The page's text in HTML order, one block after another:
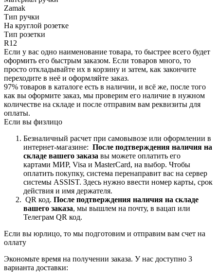
Zamak
Тип ручки
На круглой розетке
Тип розетки
R12
Если у вас одно наименование товара, то быстрее всего будет
оформить его быстрым заказом. Если товаров много, то
просто откладывайте их в корзину и затем, как закончите
переходите в неё и оформляйте заказ.
97% товаров в каталоге есть в наличии, и всё же, после того
как вы оформите заказ, мы проверим его наличие в нужном
количестве на складе и после отправим вам реквизиты для
оплаты.
Если вы физлицо
Безналичный расчет при самовывозе или оформлении в
интернет-магазине: После подтверждения наличия на
складе вашего заказа вы можете оплатить его
картами МИР, Visa и MasterCard, на выбор. Чтобы
оплатить покупку, система перенаправит вас на сервер
системы ASSIST. Здесь нужно ввести номер карты, срок
действия и имя держателя.
QR код. После подтверждения наличия на складе
вашего заказа, мы вышлем на почту, в вацап или
Телеграм QR код.
Если вы юрлицо, то мы подготовим и отправим вам счет на
оллату
Экономьте время на получении заказа. У нас доступно 3
варианта доставки: